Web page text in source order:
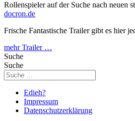
Rollenspieler auf der Suche nach neuen
docron.de
Frische Fantastische Trailer gibt es hier
mehr Trailer …
Suche
Suche
Edieh?
Impressum
Datenschutzerklärung